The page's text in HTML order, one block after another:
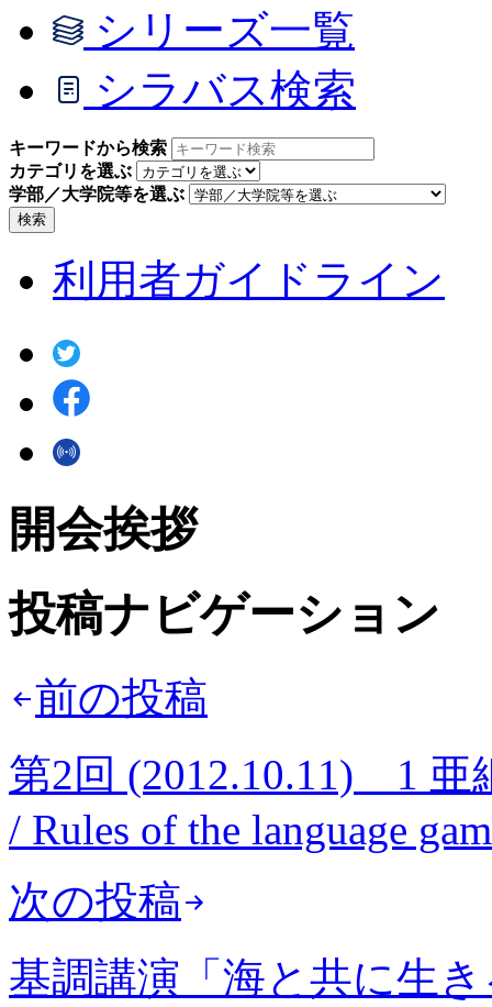
シリーズ一覧
シラバス検索
キーワードから検索
カテゴリを選ぶ
学部／大学院等を選ぶ
検索
利用者ガイドライン
開会挨拶
投稿ナビゲーション
前の投稿
第2回 (2012.10.11) 1 亜
/ Rules of the language
次の投稿
基調講演「海と共に生